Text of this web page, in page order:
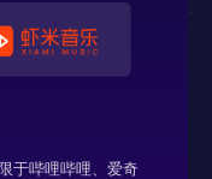
于哔哩哔哩、爱奇